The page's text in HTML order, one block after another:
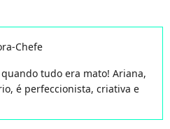
Chefe
tudo era mato! Ariana,
é perfeccionista, criativa e